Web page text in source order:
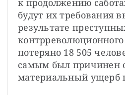
к продолжению
будут их требования
результате
потеряно 18 505
самым был причинен
материальный ущерб